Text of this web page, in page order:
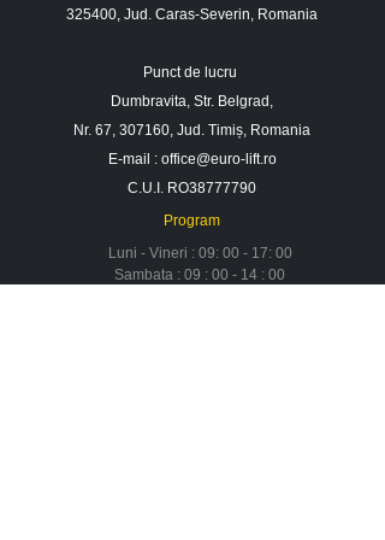
325400, Jud. Caras-Severin, Romania
Punct de lucru
Dumbravita, Str. Belgrad,
Nr. 67, 307160, Jud. Timiș, Romania
E-mail : office@euro-lift.ro
C.U.I. RO38777790
Program
Luni - Vineri : 09: 00 - 17: 00
Sambata : 09 : 00 - 14 : 00